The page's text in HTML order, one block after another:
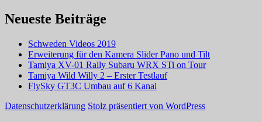
Neueste Beiträge
Schweden Videos 2019
Erweiterung für den Kamera Slider Pano und Tilt
Tamiya XV-01 Rally Subaru WRX STi on Tour
Tamiya Wild Willy 2 – Erster Testlauf
FlySky GT3C Umbau auf 6 Kanal
Datenschutzerklärung Stolz präsentiert von WordPress